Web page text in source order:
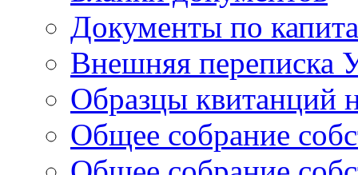
Документы по
Внешняя переписка
Образцы квитанций
Общее собрание